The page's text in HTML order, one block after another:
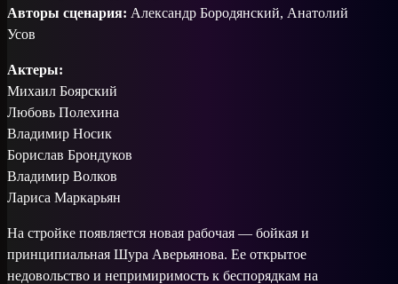
Авторы сценария: Александр Бородянский, Анатолий
Усов
Актеры:
Михаил Боярский
Любовь Полехина
Владимир Носик
Борислав Брондуков
Владимир Волков
Лариса Маркарьян
На стройке появляется новая рабочая — бойкая и
принципиальная Шура Аверьянова. Ее открытое
недовольство и непримиримость к беспорядкам на